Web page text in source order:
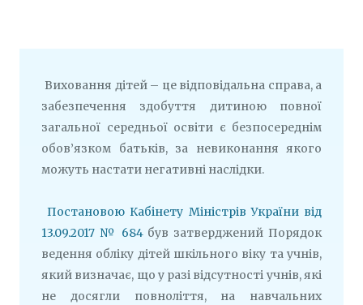
Виховання дітей – це відповідальна справа, а
забезпечення здобуття дитиною повної
загальної середньої освіти є безпосереднім
обов’язком батьків, за невиконання якого
можуть настати негативні наслідки.
Постановою Кабінету Міністрів України від
13.09.2017 № 684був затверджений Порядок
ведення обліку дітей шкільного віку та учнів,
який визначає, що у разі відсутності учнів, які
не досягли повноліття, на навчальних